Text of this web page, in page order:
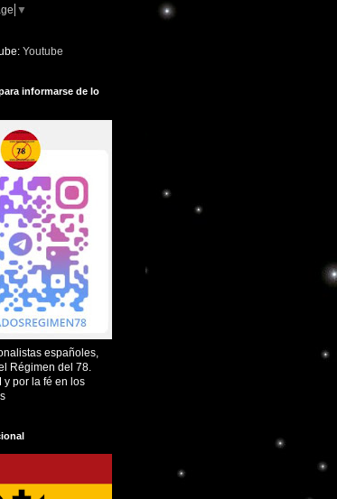
▼
Youtube
informarse de lo
españoles,
Régimen del 78.
y por la fé en los